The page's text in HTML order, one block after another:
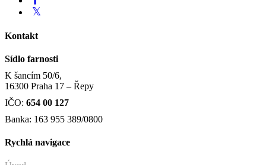
Kontakt
Sídlo farnosti
K šancím 50/6,
16300 Praha 17 – Řepy
IČO: 654 00 127
Banka: 163 955 389/0800
Rychlá navigace